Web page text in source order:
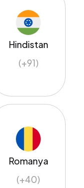
Hindistan
(+91)
Romanya
(+40)